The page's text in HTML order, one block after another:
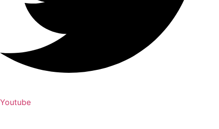
Youtube